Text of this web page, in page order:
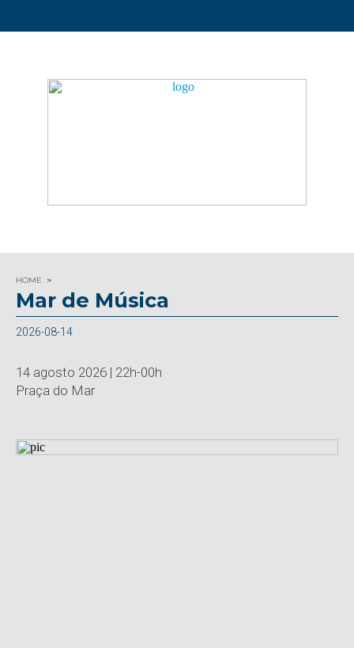
HOME
Mar de Música
2026-08-14
14 agosto 2026 | 22h-00h
Praça do Mar